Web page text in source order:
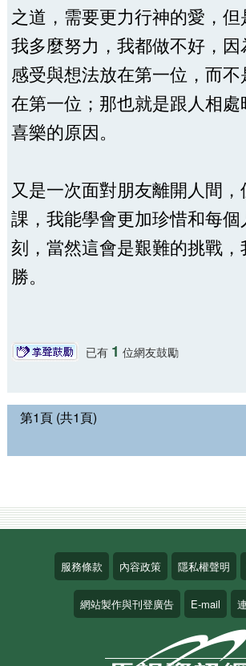
之道，需要更力行神的愛，
我多麼努力，我都做不好，
感受與想法放在第一位，而
在第一位；那也就是跟人相處
喜樂的原因。
又是一次面對朋友離開人間
課，我能學會更加珍惜和每
刻，當然這會是艱難的挑戰
勝。
已有 1 位網友鼓勵
第1頁 (共1頁)
服務條款 內容政策 隱私權聲明
網站製作與刊登廣告 E-mail